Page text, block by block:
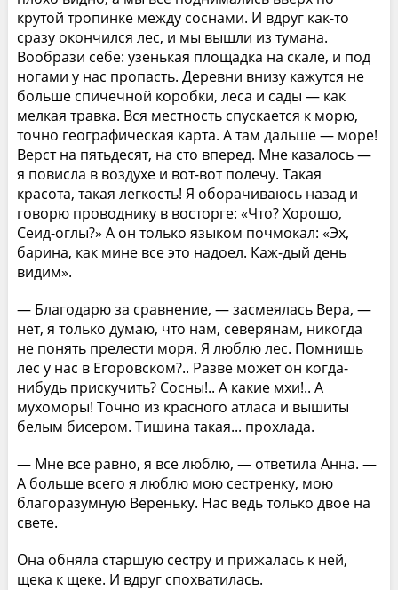
крутой тропинке между соснами. И вдруг как-то
сразу окончился лес, и мы вышли из тумана.
Вообрази себе: узенькая площадка на скале, и под
ногами у нас пропасть. Деревни внизу кажутся не
больше спичечной коробки, леса и сады — как
мелкая травка. Вся местность спускается к морю,
точно географическая карта. А там дальше — море!
Верст на пятьдесят, на сто вперед. Мне казалось —
я повисла в воздухе и вот-вот полечу. Такая
красота, такая легкость! Я оборачиваюсь назад и
говорю проводнику в восторге: «Что? Хорошо,
Сеид-оглы?» А он только языком почмокал: «Эх,
барина, как мине все это надоел. Каж-дый день
видим».
— Благодарю за сравнение, — засмеялась Вера, —
нет, я только думаю, что нам, северянам, никогда
не понять прелести моря. Я люблю лес. Помнишь
лес у нас в Егоровском?.. Разве может он когда-
нибудь прискучить? Сосны!.. А какие мхи!.. А
мухоморы! Точно из красного атласа и вышиты
белым бисером. Тишина такая... прохлада.
— Мне все равно, я все люблю, — ответила Анна. —
А больше всего я люблю мою сестренку, мою
благоразумную Вереньку. Нас ведь только двое на
свете.
Она обняла старшую сестру и прижалась к ней,
щека к щеке. И вдруг спохватилась.